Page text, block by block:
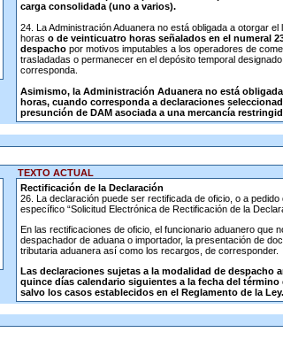
carga consolidada (uno a varios).
24. La Administración Aduanera no está obligada a otorgar
horas o de veinticuatro horas señalados en el numeral
despachopor motivos imputables a los operadores de
trasladadas o permanecer en el depósito temporal
corresponda.
Asimismo, la Administración Aduanera no está
horas, cuando corresponda a declaraciones
presunción de DAM asociada a una mercancía
TEXTO ACTUAL
Rectificación de la Declaración
26. La declaración puede ser rectificada de oficio, o a
específico “Solicitud Electrónica de Rectificación de la
En las rectificaciones de oficio, el funcionario aduanero que
despachador de aduana o importador, la presentación de
tributaria aduanera así como los recargos, de corresponder.
Las declaraciones sujetas a la modalidad de
quince días calendario siguientes a la fecha del
salvo los casos establecidos en el Reglamento de la Ley.